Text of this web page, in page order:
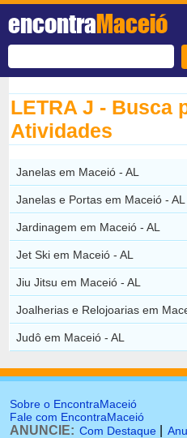
encontraMaceió
LETRA J - Busca
Atividades
Janelas em Maceió - AL
Janelas e Portas em Maceió - AL
Jardinagem em Maceió - AL
Jet Ski em Maceió - AL
Jiu Jitsu em Maceió - AL
Joalherias e Relojoarias em
Judô em Maceió - AL
Sobre o EncontraMaceió
Fale com EncontraMaceió
ANUNCIE: Com Destaque